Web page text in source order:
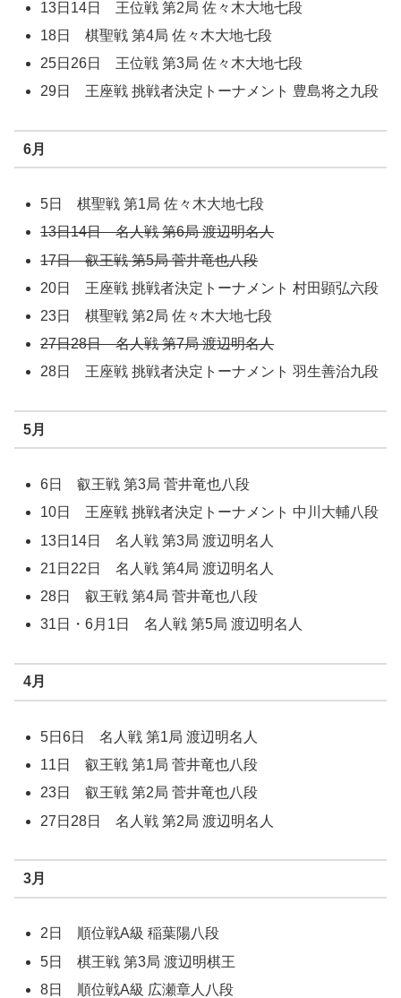
13日14日 王位戦 第2局 佐々木大地七段
18日 棋聖戦 第4局 佐々木大地七段
25日26日 王位戦 第3局 佐々木大地七段
29日 王座戦 挑戦者決定トーナメント 豊島将之九段
6月
5日 棋聖戦 第1局 佐々木大地七段
13日14日 名人戦 第6局 渡辺明名人
17日 叡王戦 第5局 菅井竜也八段
20日 王座戦 挑戦者決定トーナメント 村田顕弘六段
23日 棋聖戦 第2局 佐々木大地七段
27日28日 名人戦 第7局 渡辺明名人
28日 王座戦 挑戦者決定トーナメント 羽生善治九段
5月
6日 叡王戦 第3局 菅井竜也八段
10日 王座戦 挑戦者決定トーナメント 中川大輔八段
13日14日 名人戦 第3局 渡辺明名人
21日22日 名人戦 第4局 渡辺明名人
28日 叡王戦 第4局 菅井竜也八段
31日・6月1日 名人戦 第5局 渡辺明名人
4月
5日6日 名人戦 第1局 渡辺明名人
11日 叡王戦 第1局 菅井竜也八段
23日 叡王戦 第2局 菅井竜也八段
27日28日 名人戦 第2局 渡辺明名人
3月
2日 順位戦A級 稲葉陽八段
5日 棋王戦 第3局 渡辺明棋王
8日 順位戦A級 広瀬章人八段